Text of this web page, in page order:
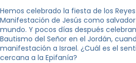
Hemos celebrado la fiesta de los
Manifestación de Jesús como
mundo. Y pocos días después
Bautismo del Señor en el Jordán,
manifestación a Israel. ¿Cuál es el
cercana a la Epifanía?